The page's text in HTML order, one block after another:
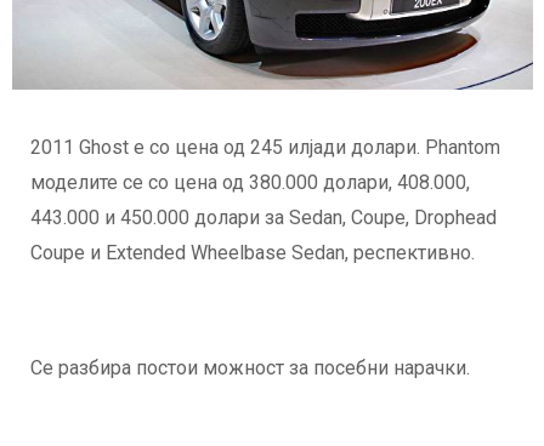
2011 Ghost е со цена од 245 илјади долари. Phantom
моделите се со цена од 380.000 долари, 408.000,
443.000 и 450.000 долари за Sedan, Coupe, Drophead
Coupe и Extended Wheelbase Sedan, респективно.
Се разбира постои можност за посебни нарачки.